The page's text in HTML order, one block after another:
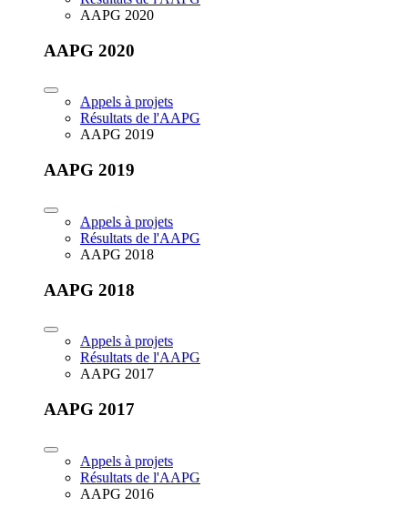
AAPG 2020
AAPG 2020
Appels à projets
Résultats de l'AAPG
AAPG 2019
AAPG 2019
Appels à projets
Résultats de l'AAPG
AAPG 2018
AAPG 2018
Appels à projets
Résultats de l'AAPG
AAPG 2017
AAPG 2017
Appels à projets
Résultats de l'AAPG
AAPG 2016